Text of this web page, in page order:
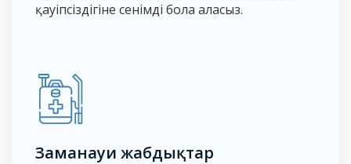
қауіпсіздігіне сенімді бола аласыз.
Заманауи жабдықтар